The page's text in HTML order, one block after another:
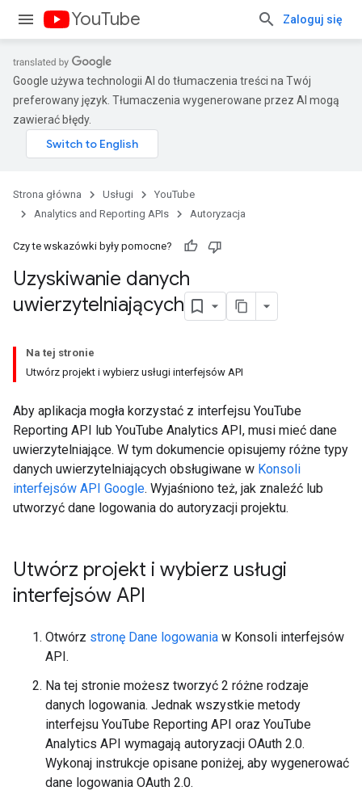
YouTube Zaloguj się
Google używa technologii AI do tłumaczenia treści na Twój
preferowany język. Tłumaczenia wygenerowane przez AI mogą
zawierać błędy.
Strona główna Usługi
YouTube
Analytics and Reporting APIs
Autoryzacja
Czy te wskazówki były pomocne?
Uzyskiwanie danych
uwierzytelniających
Na tej stronie
Utwórz projekt i wybierz usługi interfejsów API
Aby aplikacja mogła korzystać z interfejsu YouTube
Reporting API lub YouTube Analytics API, musi mieć dane
uwierzytelniające. W tym dokumencie opisujemy różne typy
danych uwierzytelniających obsługiwane w Konsoli
interfejsów API Google. Wyjaśniono też, jak znaleźć lub
utworzyć dane logowania do autoryzacji projektu.
Utwórz projekt i wybierz usługi
interfejsów API
Otwórz stronę Dane logowania w Konsoli interfejsów
API.
Na tej stronie możesz tworzyć 2 różne rodzaje
danych logowania. Jednak wszystkie metody
interfejsu YouTube Reporting API oraz YouTube
Analytics API wymagają autoryzacji OAuth 2.0.
Wykonaj instrukcje opisane poniżej, aby wygenerować
dane logowania OAuth 2.0.